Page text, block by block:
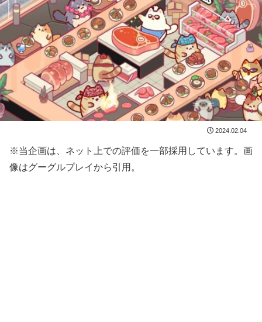
2024.02.04
※当企画は、ネット上での評価を一部採用しています。画
像はグーグルプレイから引用。